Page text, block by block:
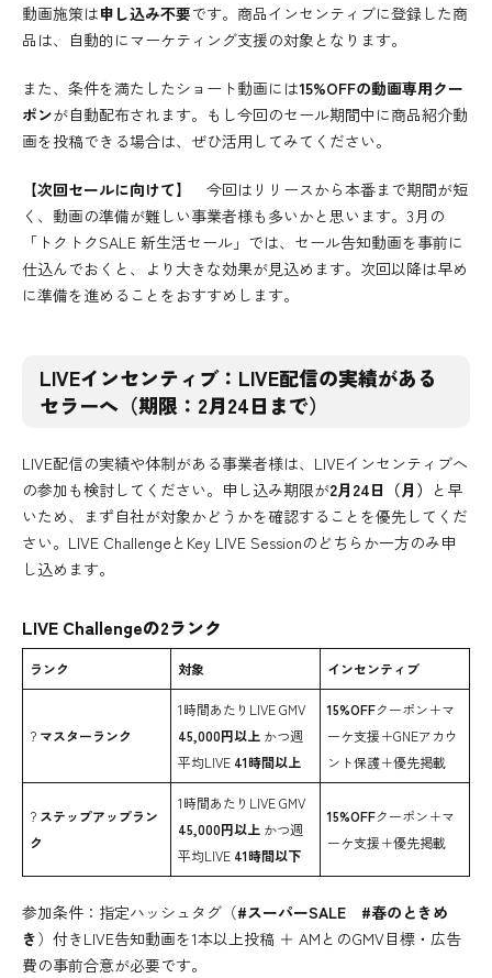
動画施策は申し込み不要です。商品インセンティブに登録した商
品は、自動的にマーケティング支援の対象となります。
また、条件を満たしたショート動画には15%OFFの動画専用クー
ポンが自動配布されます。もし今回のセール期間中に商品紹介動
画を投稿できる場合は、ぜひ活用してみてください。
【次回セールに向けて】
今回はリリースから本番まで期間が短
く、動画の準備が難しい事業者様も多いかと思います。3月の
「トクトクSALE 新生活セール」では、セール告知動画を事前に
仕込んでおくと、より大きな効果が見込めます。次回以降は早め
に準備を進めることをおすすめします。
LIVEインセンティブ：LIVE配信の実績がある
セラーへ（期限：2月24日まで）
LIVE配信の実績や体制がある事業者様は、LIVEインセンティブへ
の参加も検討してください。申し込み期限が2月24日（月） と早
いため、まず自社が対象かどうかを確認することを優先してくだ
さい。LIVE ChallengeとKey LIVE Sessionのどちらか一方のみ申
し込めます。
LIVE Challengeの2ランク
ランク 対象 インセンティブ
? マスターランク
1時間あたりLIVE GMV
45,000円以上 かつ週
平均LIVE 41時間以上
15%OFFクーポン＋マ
ーケ支援＋GNEアカウ
ント保護＋優先掲載
? ステップアップラン
ク
1時間あたりLIVE GMV
45,000円以上 かつ週
平均LIVE 41時間以下
15%OFFクーポン＋マ
ーケ支援＋優先掲載
参加条件：指定ハッシュタグ（#スーパーSALE #春のときめ
き）付きLIVE告知動画を1本以上投稿 ＋ AMとのGMV目標・広告
費の事前合意が必要です。